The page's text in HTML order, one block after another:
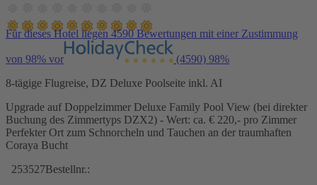
Für dieses Hotel liegen 4590 Bewertungen mit einer Zustimmung
von 98% vor (4590) 98%
8-tägige Flugreise, DZ Deluxe Poolseite inkl. AI
Upgrade auf Doppelzimmer Deluxe Family Pool View (bei direkter
Buchung des Zimmertyps DZX2) - Wert: ca. € 220,- pro Zimmer
Perfekter Ort zum Schnorcheln und Tauchen an der traumhaften
Coraya Bucht
253527Bestellnr.: